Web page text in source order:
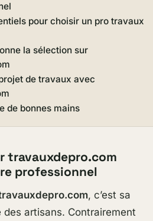
pour choisir un pro travaux
la sélection sur
de travaux avec
de bonnes mains
travauxdepro.com
professionnel
, c’est sa
artisans. Contrairement